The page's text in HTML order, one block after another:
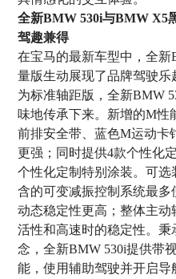
全新BMW 530i与BMW X5
驾趣兼得
在宝马的最新车型中，全
量版生动展现了品牌驾驶
为标准轴距版，全新BMW
味地传承下来。新增的M性
前排安全带、蓝色M运动卡
更强；同时提供4款个性化
个性化定制特别涂装。可
含的可变减振控制系统最多
动态稳定性更高；整体主动
活性和高速时的稳定性。秉
念，全新BMW 530i提供带
能，使用辅助驾驶并开启